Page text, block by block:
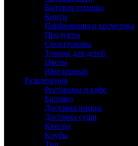
Бытовая техника
Книги
Парфюмерия и косметика
Продукты
Спорттовары
Товары для детей
Цветы
Ювелирный
Развлечения
Рестораны и кафе
Бильярд
Доставка пиццы
Доставка суши
Квесты
Клубы
Тир